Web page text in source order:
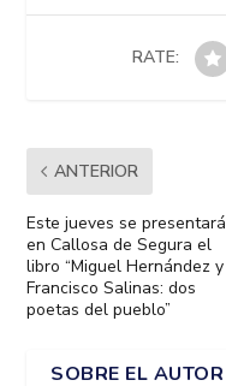
RATE:
ANTERIOR
Este jueves se presentará
en Callosa de Segura el
libro “Miguel Hernández y
Francisco Salinas: dos
poetas del pueblo”
SOBRE EL AUTOR